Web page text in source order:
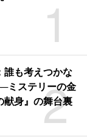
1
2
誰も考えつかな
ミステリーの金
献身』の舞台裏